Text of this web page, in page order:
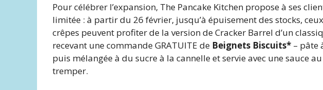
Pour célébrer l’expansion, The Pancake Kitchen propose à ses
limitée : à partir du 26 février, jusqu’à épuisement des stocks,
crêpes peuvent profiter de la version de Cracker Barrel d’un
recevant une commande GRATUITE de Beignets Biscuits* – pâte
puis mélangée à du sucre à la cannelle et servie avec une sauce
tremper.